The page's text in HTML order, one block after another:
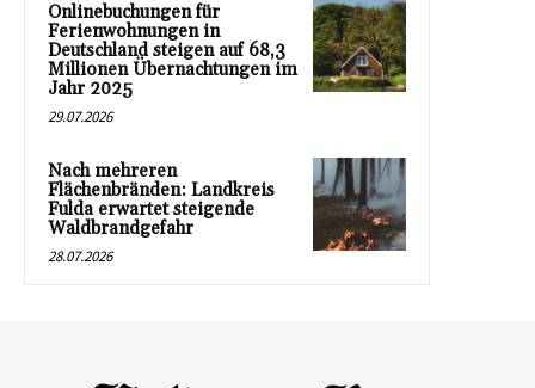
Onlinebuchungen für
Ferienwohnungen in
Deutschland steigen auf 68,3
Millionen Übernachtungen im
Jahr 2025
29.07.2026
Nach mehreren
Flächenbränden: Landkreis
Fulda erwartet steigende
Waldbrandgefahr
28.07.2026